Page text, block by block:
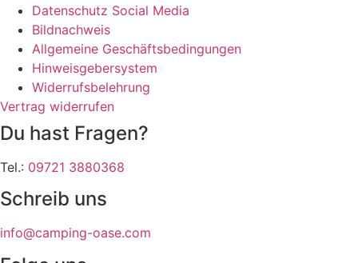
Datenschutz Social Media
Bildnachweis
Allgemeine Geschäftsbedingungen
Hinweisgebersystem
Widerrufsbelehrung
Vertrag widerrufen
Du hast Fragen?
Tel.: 09721 3880368
Schreib uns
info@camping-oase.com